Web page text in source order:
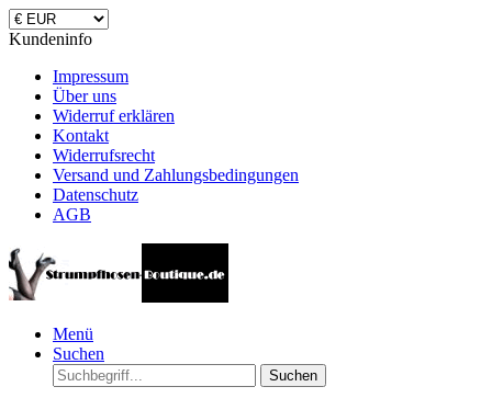
Kundeninfo
Impressum
Über uns
Widerruf erklären
Kontakt
Widerrufsrecht
Versand und Zahlungsbedingungen
Datenschutz
AGB
Menü
Suchen
Suchen